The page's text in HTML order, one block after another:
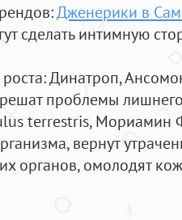
Дженерики в
сделать интимную
: Динатроп,
проблемы
terrestris, Мориамин
вернут
органов, омолодят